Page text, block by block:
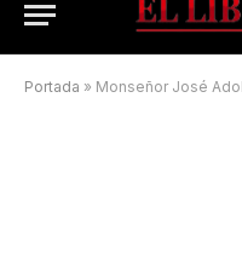
Portada » Monseñor José Adolfo